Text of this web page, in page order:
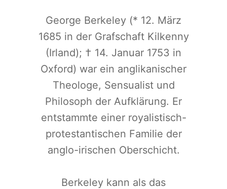
George Berkeley (* 12. März
1685 in der Grafschaft Kilkenny
(Irland); † 14. Januar 1753 in
Oxford) war ein anglikanischer
Theologe, Sensualist und
Philosoph der Aufklärung. Er
entstammte einer royalistisch-
protestantischen Familie der
anglo-irischen Oberschicht.
Berkeley kann als das